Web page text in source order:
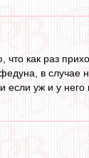
как раз
в случае
уж и у